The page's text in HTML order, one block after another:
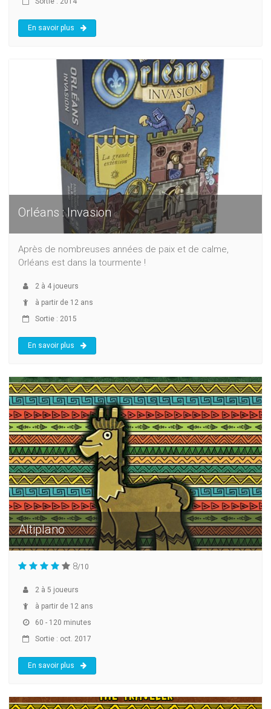
En savoir plus
Orléans : Invasion
Après de nombreuses années de paix et de calme,
Orléans est dans la tourmente !
2 à 4 joueurs
à partir de 12 ans
Sortie : 2015
En savoir plus
Altiplano
8/10
2 à 5 joueurs
à partir de 12 ans
60 - 120 minutes
Sortie : oct. 2017
En savoir plus